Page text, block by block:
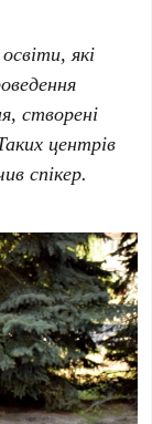
які
створені
центрів
спікер.